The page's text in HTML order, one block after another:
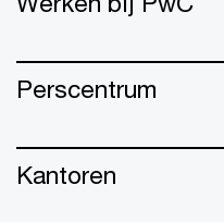
Perscentrum
Kantoren